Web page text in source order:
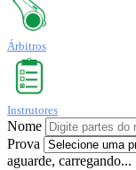
Árbitros
Instrutores
Nome
Prova
aguarde, carregando...